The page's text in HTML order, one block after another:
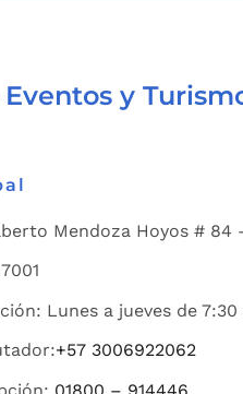
y
Mendoza Hoyos # 84
Lunes a jueves de
+57 3006922062
01800 – 914446